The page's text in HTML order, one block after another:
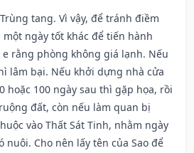
tang. Vì vậy, để tránh điềm
ngày tốt khác để tiến hành
rằng phòng không giá lạnh. Nếu
lâm bại. Nếu khởi dựng nhà cửa
hoặc 100 ngày sau thì gặp họa, rồi
đất, còn nếu làm quan bị
vào Thất Sát Tinh, nhằm ngày
nuôi. Cho nên lấy tên của Sao để